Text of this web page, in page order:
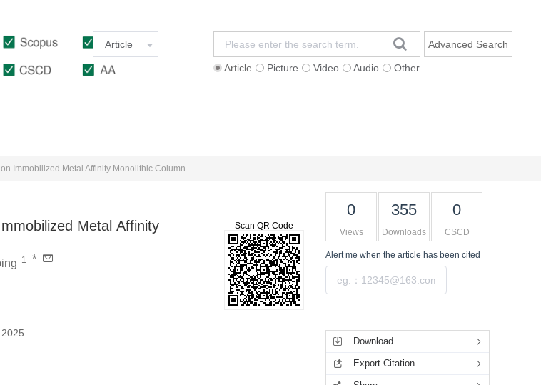
Article Picture Video Audio Other
Advanced Search
Immobilized Metal Affinity Monolithic Column
Metal Affinity
1 *
Scan QR Code
0
Views
355
Downloads
0
CSCD
Alert me when the article has been cited
Download
Export Citation